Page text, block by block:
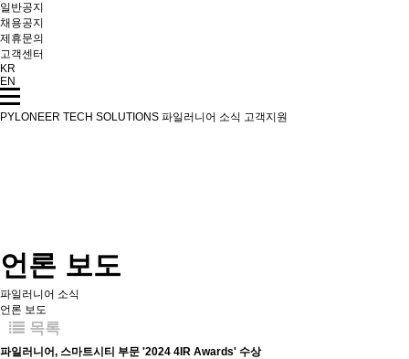
일반공지
채용공지
제휴문의
고객센터
KR
EN
PYLONEER TECH SOLUTIONS 파일러니어 소식 고객지원
언론 보도
파일러니어 소식
언론 보도
목록
파일러니어, 스마트시티 부문 '2024 4IR Awards' 수상